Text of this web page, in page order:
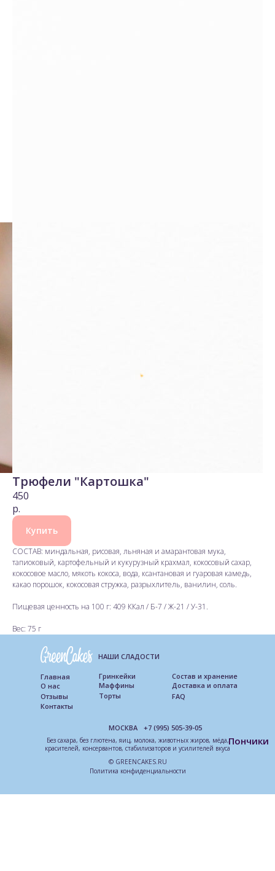
Трюфели "Картошка"
450
р.
Купить
СОСТАВ: миндальная, рисовая, льняная и амарантовая мука,
тапиоковый, картофельный и кукурузный крахмал, кокосовый сахар,
кокосовое масло, мякоть кокоса, вода, ксантановая и гуаровая камедь,
какао порошок, кокосовая стружка, разрыхлитель, ванилин, соль.
Пищевая ценность на 100 г: 409 ККал / Б-7 / Ж-21 / У-31.
Вес: 75 г
Главная
О нас
Отзывы
Контакты
Гринкейки
Маффины
Торты
НАШИ СЛАДОСТИ
Состав и хранение
Доставка и оплата
+7 (995) 505-39-05
Без сахара, без глютена, яиц, молока, животных жиров, мёда,
красителей, консервантов, стабилизаторов и усилителей вкуса
© GREENCAKES.RU
Политика конфиденциальности
FAQ
МОСКВА
Пончики